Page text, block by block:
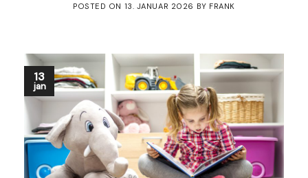
POSTED ON 13. JANUAR 2026 BY FRANK
13
jan